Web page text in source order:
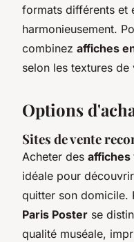
formats différents et
harmonieusement.
combinez affiches
selon les textures
Options
Sites de vente
Acheter des affiches
idéale pour
quitter son domicile.
Paris Poster se
qualité muséale,